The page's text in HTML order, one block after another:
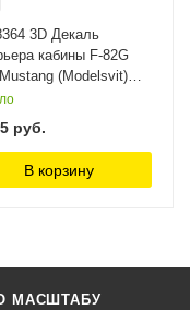
3D Декаль
кабины F-82G
(Modelsvit)
Studio
руб.
В корзину
МАСШТАБУ